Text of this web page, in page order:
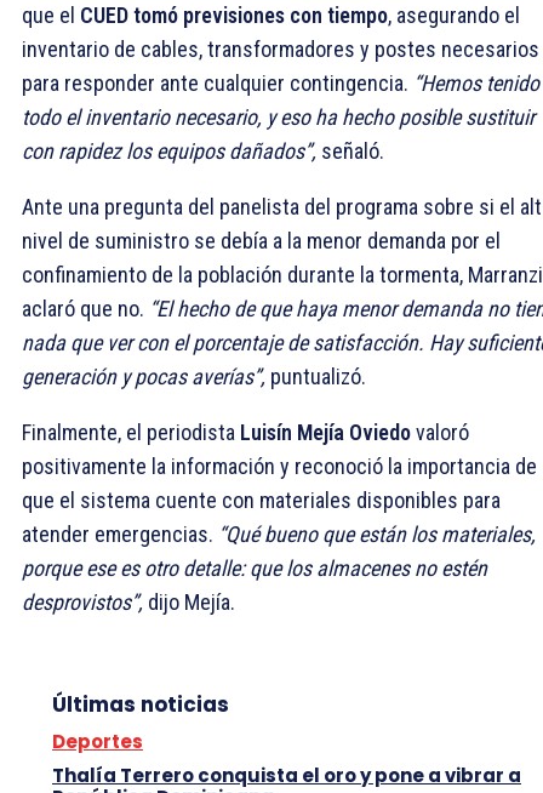
que el CUED tomó previsiones con tiempo, asegurando el
inventario de cables, transformadores y postes necesarios
para responder ante cualquier contingencia. “Hemos tenido
todo el inventario necesario, y eso ha hecho posible sustituir
con rapidez los equipos dañados”, señaló.
Ante una pregunta del panelista del programa sobre si el
nivel de suministro se debía a la menor demanda por el
confinamiento de la población durante la tormenta,
aclaró que no. “El hecho de que haya menor demanda no
nada que ver con el porcentaje de satisfacción. Hay
generación y pocas averías”, puntualizó.
Finalmente, el periodista Luisín Mejía Oviedovaloró
positivamente la información y reconoció la importancia de
que el sistema cuente con materiales disponibles para
atender emergencias. “Qué bueno que están los materiales,
porque ese es otro detalle: que los almacenes no estén
desprovistos”, dijo Mejía.
Últimas noticias
Deportes
Thalía Terrero conquista el oro y pone a vibrar a